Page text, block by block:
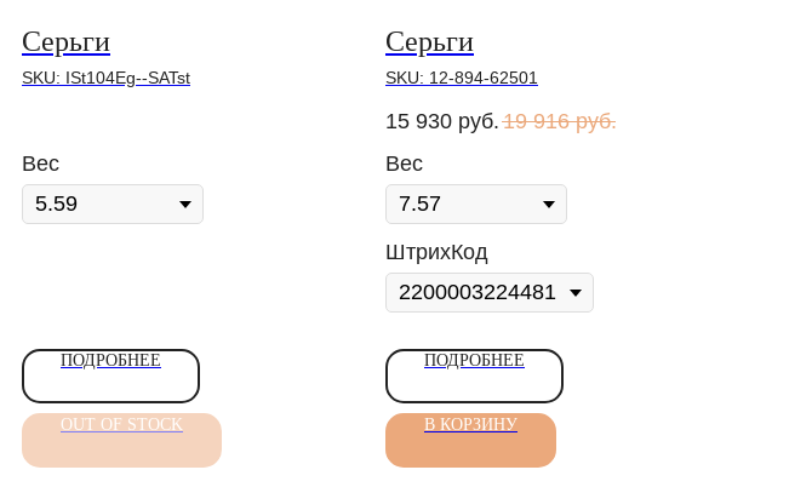
Серьги
SKU: ISt104Eg--SATst
Вес
ПОДРОБНЕЕ
OUT OF STOCK
Серьги
SKU: 12-894-62501
15 930 руб. 19 916 руб.
Вес
ШтрихКод
ПОДРОБНЕЕ
В КОРЗИНУ